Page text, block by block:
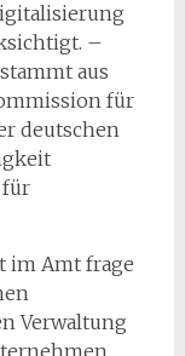
–
aus
für
deutschen
für
im Amt frage
Verwaltung